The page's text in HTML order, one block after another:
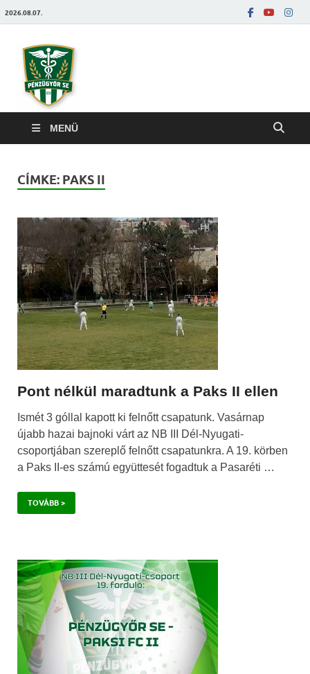
2026.08.07.
MENÜ
CÍMKE: PAKS II
Pont nélkül maradtunk a Paks II ellen
Ismét 3 góllal kapott ki felnőtt csapatunk. Vasárnap
újabb hazai bajnoki várt az NB III Dél-Nyugati-
csoportjában szereplő felnőtt csapatunkra. A 19. körben
a Paks II-es számú együttesét fogadtuk a Pasaréti …
TOVÁBB >